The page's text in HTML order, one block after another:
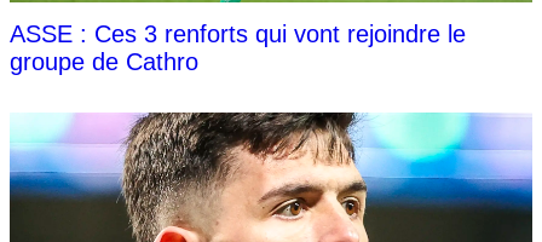
ASSE : Ces 3 renforts qui vont rejoindre le
groupe de Cathro